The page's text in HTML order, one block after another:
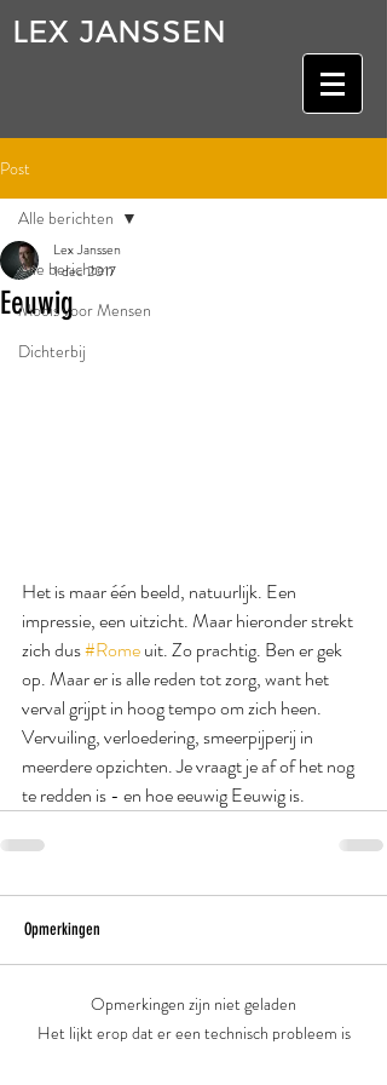
LEX JANSSEN
Post
Alle berichten
Moois voor Mensen
Dichterbij
Alle berichten
Eeuwig
Lex Janssen
1 dec 2017
Het is maar één beeld, natuurlijk. Een
impressie, een uitzicht. Maar hieronder strekt
zich dus #Rome uit. Zo prachtig. Ben er gek
op. Maar er is alle reden tot zorg, want het
verval grijpt in hoog tempo om zich heen.
Vervuiling, verloedering, smeerpijperij in
meerdere opzichten. Je vraagt je af of het nog
te redden is - en hoe eeuwig Eeuwig is.
Opmerkingen
Opmerkingen zijn niet geladen
Het lijkt erop dat er een technisch probleem is